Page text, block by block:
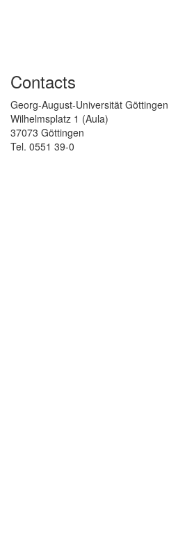
Contacts
Georg-August-Universität Göttingen
Wilhelmsplatz 1 (Aula)
37073 Göttingen
Tel. 0551 39-0